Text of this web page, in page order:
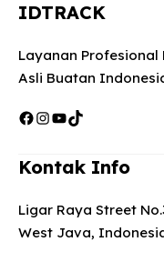
IDTRACK
Layanan Profesional
Asli Buatan
Facebook
Instagram
YouTube
TikTok
Kontak Info
Ligar Raya Street
West Java,